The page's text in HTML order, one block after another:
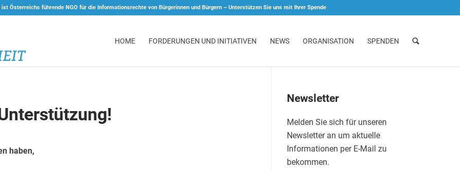
Österreichs führende NGO für die Informationsrechte von Bürgerinnen und Bürgern – Unterstützen Sie uns mit Ihrer Spende
HOME FORDERUNGEN UND INITIATIVEN NEWS ORGANISATION SPENDEN
haben,
Newsletter
Melden Sie sich für unseren
Newsletter an um aktuelle
Informationen per E-Mail zu
bekommen.